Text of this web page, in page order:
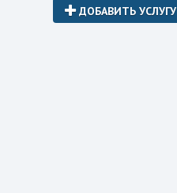
ДОБАВИТЬ УСЛУГУ